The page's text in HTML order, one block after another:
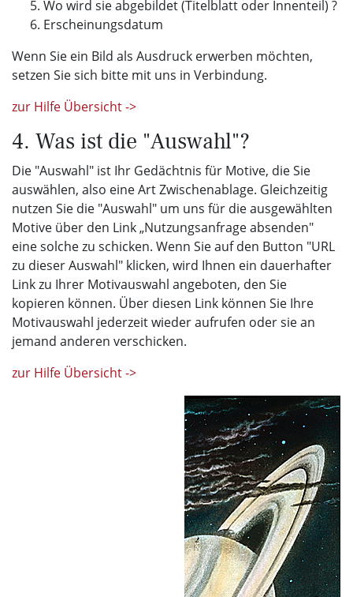
Wo wird sie abgebildet (Titelblatt oder Innenteil) ?
Erscheinungsdatum
Wenn Sie ein Bild als Ausdruck erwerben möchten,
setzen Sie sich bitte mit uns in Verbindung.
zur Hilfe Übersicht ->
4. Was ist die "Auswahl"?
Die "Auswahl" ist Ihr Gedächtnis für Motive, die Sie
auswählen, also eine Art Zwischenablage. Gleichzeitig
nutzen Sie die "Auswahl" um uns für die ausgewählten
Motive über den Link „Nutzungsanfrage absenden"
eine solche zu schicken. Wenn Sie auf den Button "URL
zu dieser Auswahl" klicken, wird Ihnen ein dauerhafter
Link zu Ihrer Motivauswahl angeboten, den Sie
kopieren können. Über diesen Link können Sie Ihre
Motivauswahl jederzeit wieder aufrufen oder sie an
jemand anderen verschicken.
zur Hilfe Übersicht ->